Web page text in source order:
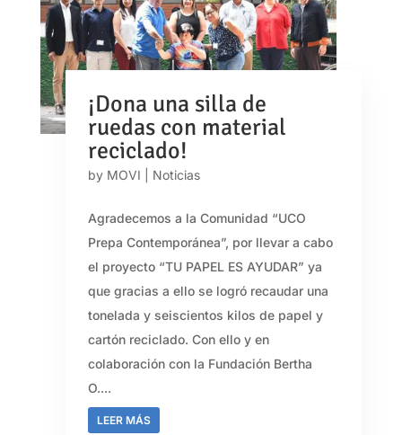
¡Dona una silla de
ruedas con material
reciclado!
by MOVI Noticias
Agradecemos a la Comunidad “UCO
Prepa Contemporánea”, por llevar a cabo
el proyecto “TU PAPEL ES AYUDAR” ya
que gracias a ello se logró recaudar una
tonelada y seiscientos kilos de papel y
cartón reciclado. Con ello y en
colaboración con la Fundación Bertha
O....
LEER MÁS